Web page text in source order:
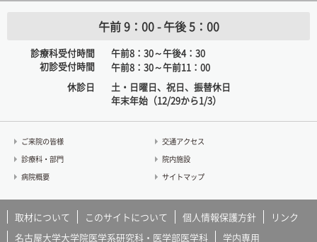
午前 9：00 - 午後 5：00
診療科受付時間
初診受付時間
午前8：30～午後4：30
午前8：30～午前11：00
休診日
土・日曜日、祝日、振替休日
年末年始（12/29から1/3）
ご来院の皆様
診療科・部門
病院概要
交通アクセス
院内施設
サイトマップ
取材について このサイトについて 個人情報保護方針
リンク
名古屋大学大学院医学系研究科・医学部医学科
学内専用